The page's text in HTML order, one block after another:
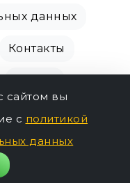
данных
Контакты
сайтом вы
с политикой
данных